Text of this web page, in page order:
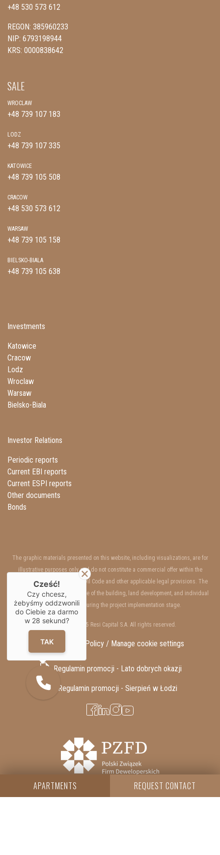
+48 530 573 612
REGON: 385960233
NIP: 6793198944
KRS: 0000838642
SALE
WROCLAW
+48 739 107 183
LODZ
+48 739 107 335
KATOWICE
+48 739 105 508
CRACOW
+48 530 573 612
WARSAW
+48 739 105 158
BIELSKO-BIALA
+48 739 105 638
Investments
Katowice
Cracow
Lodz
Wroclaw
Warsaw
Bielsko-Biala
Investor Relations
Periodic reports
Current EBI reports
Current ESPI reports
Other documents
Bonds
The graphic materials presented on this website, including visualizations, are for
illustrative purposes only and do not constitute a commercial offer within the
meaning of Art. 66 §1 of the Civil Code and other applicable legal provisions. The
interior and exterior appearance of the building, land development, and individual
units may change during the project implementation stage.
Copyrights © 2025 Resi Capital S.A. All rights reserved.
GDPR / Privacy Policy / Manage cookie settings
Regulamin promocji - Lato dobrych okazji
Regulamin promocji - Sierpień w Łodzi
APARTMENTS REQUEST CONTACT
Cześć!
Czy chcesz,
żebyśmy oddzwonili
do Ciebie za darmo
w 28 sekund?
TAK